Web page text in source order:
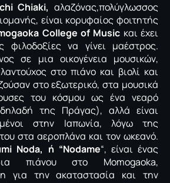
Chiaki, αλαζόνας,πολύγλωσσος
είναι κορυφαίος φοιτητής
College of Music και έχει
φιλοδοξίες να γίνει μαέστρος.
σε μια οικογένεια μουσικών,
στο πιάνο και βιολί και
στο εξωτερικό, στα μουσικά
του κόσμου ως ένα νεαρό
της Πράγας), αλλά είναι
στην Ιαπωνία, λόγω της
στα αεροπλάνα και τον ωκεανό.
Noda, ή “Nodame“, είναι ένας
πιάνου στο Momogaoka,
για την ακαταστασία και την